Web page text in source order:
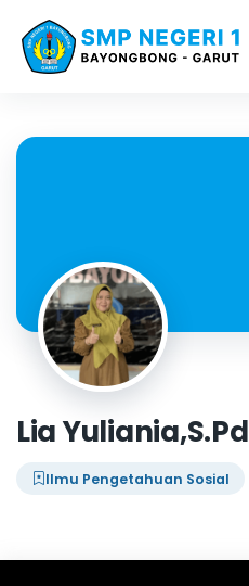
Lia Yuliania,S.Pd
Ilmu Pengetahuan Sosial